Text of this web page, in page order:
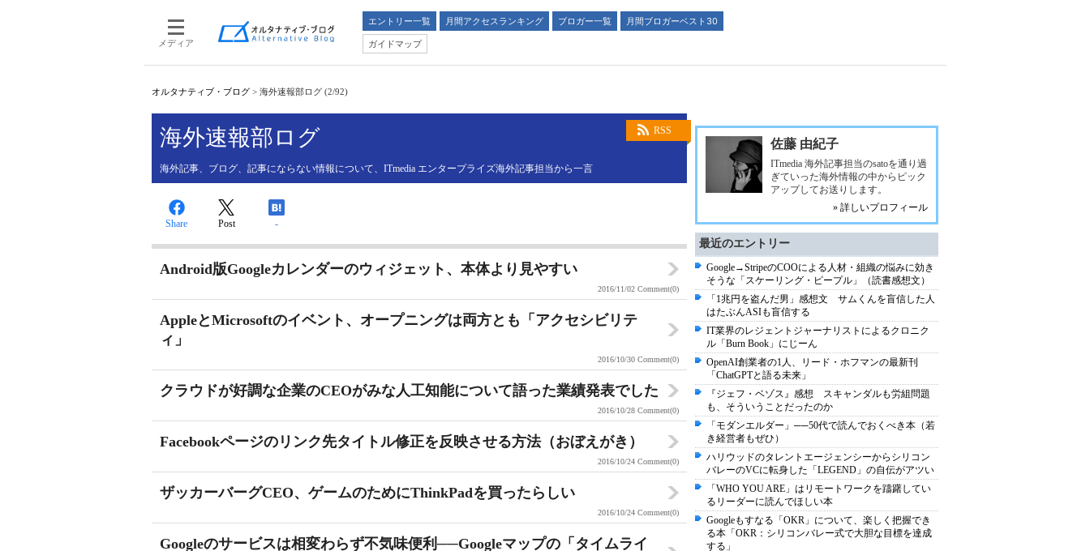
メディア
エントリー一覧 月間アクセスランキング ブロガー一覧
月間ブロガーベスト30
ガイドマップ
オルタナティブ・ブログ > 海外速報部ログ (2/92)
RSS
海外速報部ログ
海外記事、ブログ、記事にならない情報について、ITmedia エンタープライズ海外記事担当から一言
Share Post -
Android版Googleカレンダーのウィジェット、本体より見やすい
2016/11/02 Comment(0)
AppleとMicrosoftのイベント、オープニングは両方とも「アクセシビリテ
ィ」
2016/10/30 Comment(0)
クラウドが好調な企業のCEOがみな人工知能について語った業績発表でした
2016/10/28 Comment(0)
Facebookページのリンク先タイトル修正を反映させる方法（おぼえがき）
2016/10/24 Comment(0)
ザッカーバーグCEO、ゲームのためにThinkPadを買ったらしい
2016/10/24 Comment(0)
Googleのサービスは相変わらず不気味便利──Googleマップの「タイムライ
佐藤 由紀子
ITmedia 海外記事担当のsatoを通り過
ぎていった海外情報の中からピック
アップしてお送りします。
» 詳しいプロフィール
最近のエントリー
Google→StripeのCOOによる人材・組織の悩みに効き
そうな「スケーリング・ピープル」（読書感想文）
「1兆円を盗んだ男」感想文 サムくんを盲信した人
はたぶんASIも盲信する
IT業界のレジェントジャーナリストによるクロニク
ル「Burn Book」にじーん
OpenAI創業者の1人、リード・ホフマンの最新刊
「ChatGPTと語る未来」
『ジェフ・ベゾス』感想 スキャンダルも労組問題
も、そういうことだったのか
「モダンエルダー」──50代で読んでおくべき本（若
き経営者もぜひ）
ハリウッドのタレントエージェンシーからシリコン
バレーのVCに転身した「LEGEND」の自伝がアツい
「WHO YOU ARE」はリモートワークを躊躇してい
るリーダーに読んでほしい本
Googleもすなる「OKR」について、楽しく把握でき
る本「OKR：シリコンバレー式で大胆な目標を達成
する」